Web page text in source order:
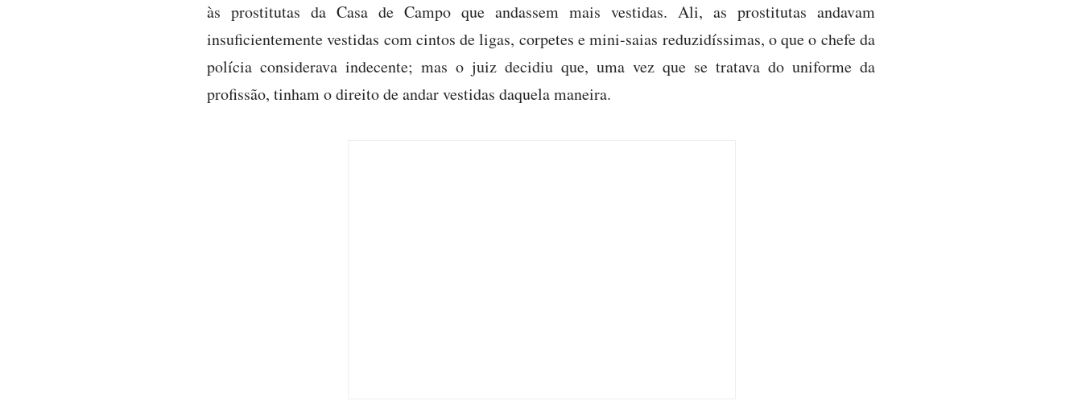
às prostitutas da Casa de Campo que andassem mais vestidas. Ali, as prostitutas andavam
insuficientemente vestidas com cintos de ligas, corpetes e mini-saias reduzidíssimas, o que o chefe da
polícia considerava indecente; mas o juiz decidiu que, uma vez que se tratava do uniforme da
profissão, tinham o direito de andar vestidas daquela maneira.